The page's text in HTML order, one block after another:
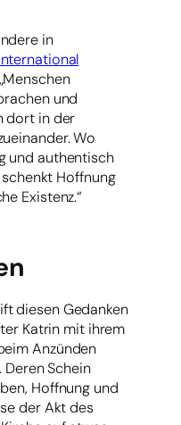
in
und
dort in der
Wo
und authentisch
Hoffnung
Existenz.“
diesen Gedanken
Katrin mit ihrem
Anzünden
Deren Schein
Hoffnung und
der Akt des